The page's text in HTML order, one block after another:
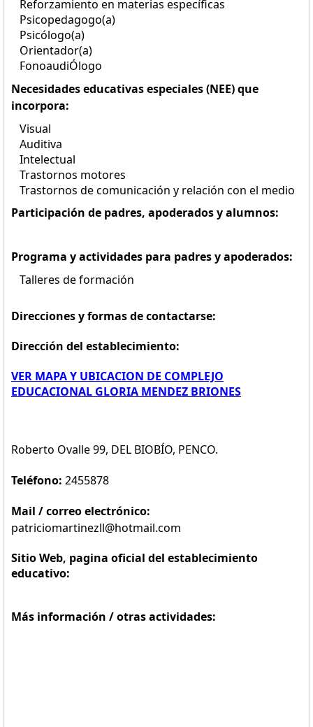
Reforzamiento en materias específicas
Psicopedagogo(a)
Psicólogo(a)
Orientador(a)
FonoaudiÓlogo
Necesidades educativas especiales (NEE) que
incorpora:
Visual
Auditiva
Intelectual
Trastornos motores
Trastornos de comunicación y relación con el medio
Participación de padres, apoderados y alumnos:
Programa y actividades para padres y apoderados:
Talleres de formación
Direcciones y formas de contactarse:
Dirección del establecimiento:
VER MAPA Y UBICACION DE COMPLEJO
EDUCACIONAL GLORIA MENDEZ BRIONES
Roberto Ovalle 99, DEL BIOBÍO, PENCO.
Teléfono: 2455878
Mail / correo electrónico:
patriciomartinezll@hotmail.com
Sitio Web, pagina oficial del establecimiento
educativo:
Más información / otras actividades: